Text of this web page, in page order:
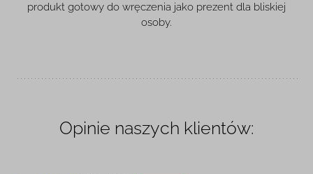
produkt gotowy do wręczenia jako prezent dla bliskiej
osoby.
Opinie naszych klientów: